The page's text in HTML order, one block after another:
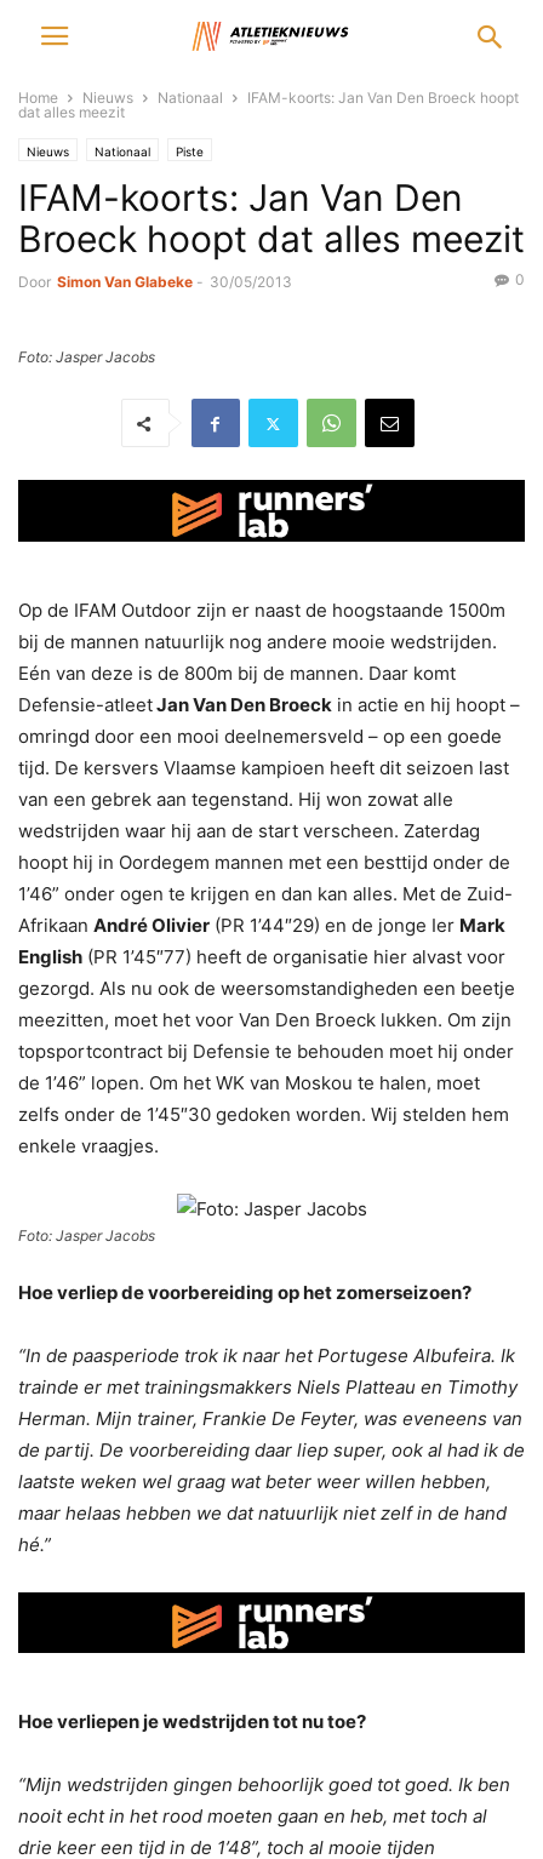
Home Nieuws Nationaal
IFAM-koorts: Jan Van Den Broeck hoopt
dat alles meezit
Nieuws Nationaal Piste
IFAM-koorts: Jan Van Den
Broeck hoopt dat alles meezit
Door Simon Van Glabeke - 30/05/2013 0
Foto: Jasper Jacobs
Op de IFAM Outdoor zijn er naast de hoogstaande 1500m
bij de mannen natuurlijk nog andere mooie wedstrijden.
Eén van deze is de 800m bij de mannen. Daar komt
Defensie-atleetJan Van Den Broeck in actie en hij hoopt –
omringd door een mooi deelnemersveld – op een goede
tijd. De kersvers Vlaamse kampioen heeft dit seizoen last
van een gebrek aan tegenstand. Hij won zowat alle
wedstrijden waar hij aan de start verscheen. Zaterdag
hoopt hij in Oordegem mannen met een besttijd onder de
1’46” onder ogen te krijgen en dan kan alles. Met de Zuid-
Afrikaan André Olivier (PR 1’44″29) en de jonge Ier Mark
English (PR 1’45″77) heeft de organisatie hier alvast voor
gezorgd. Als nu ook de weersomstandigheden een beetje
meezitten, moet het voor Van Den Broeck lukken. Om zijn
topsportcontract bij Defensie te behouden moet hij onder
de 1’46” lopen. Om het WK van Moskou te halen, moet
zelfs onder de 1’45″30 gedoken worden. Wij stelden hem
enkele vraagjes.
Foto: Jasper Jacobs
Hoe verliep de voorbereiding op het zomerseizoen?
“In de paasperiode trok ik naar het Portugese Albufeira. Ik
trainde er met trainingsmakkers Niels Platteau en Timothy
Herman. Mijn trainer, Frankie De Feyter, was eveneens van
de partij. De voorbereiding daar liep super, ook al had ik de
laatste weken wel graag wat beter weer willen hebben,
maar helaas hebben we dat natuurlijk niet zelf in de hand
hé.”
Hoe verliepen je wedstrijden tot nu toe?
“Mijn wedstrijden gingen behoorlijk goed tot goed. Ik ben
nooit echt in het rood moeten gaan en heb, met toch al
drie keer een tijd in de 1’48”, toch al mooie tijden